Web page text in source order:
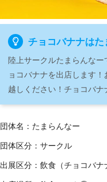
チョコバナナはた
陸上サークルたまらんな
ョコバナナを出店します
越しください！チョコバナ
団体名：たまらんなー
団体区分：サークル
出展区分：飲食（チョコバナ